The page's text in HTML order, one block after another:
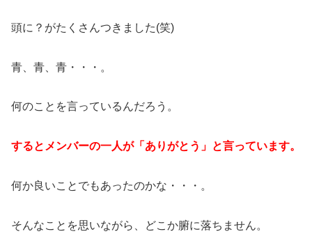
頭に？がたくさんつきました(笑)
青、青、青・・・。
何のことを言っているんだろう。
するとメンバーの一人が「ありがとう」と言っています。
何か良いことでもあったのかな・・・。
そんなことを思いながら、どこか腑に落ちません。